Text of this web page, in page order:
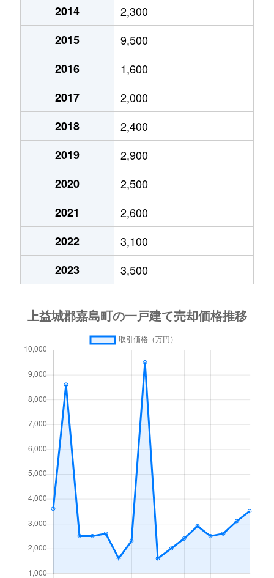
2014
2,300
2015
9,500
2016
1,600
2017
2,000
2018
2,400
2019
2,900
2020
2,500
2021
2,600
2022
3,100
2023
3,500